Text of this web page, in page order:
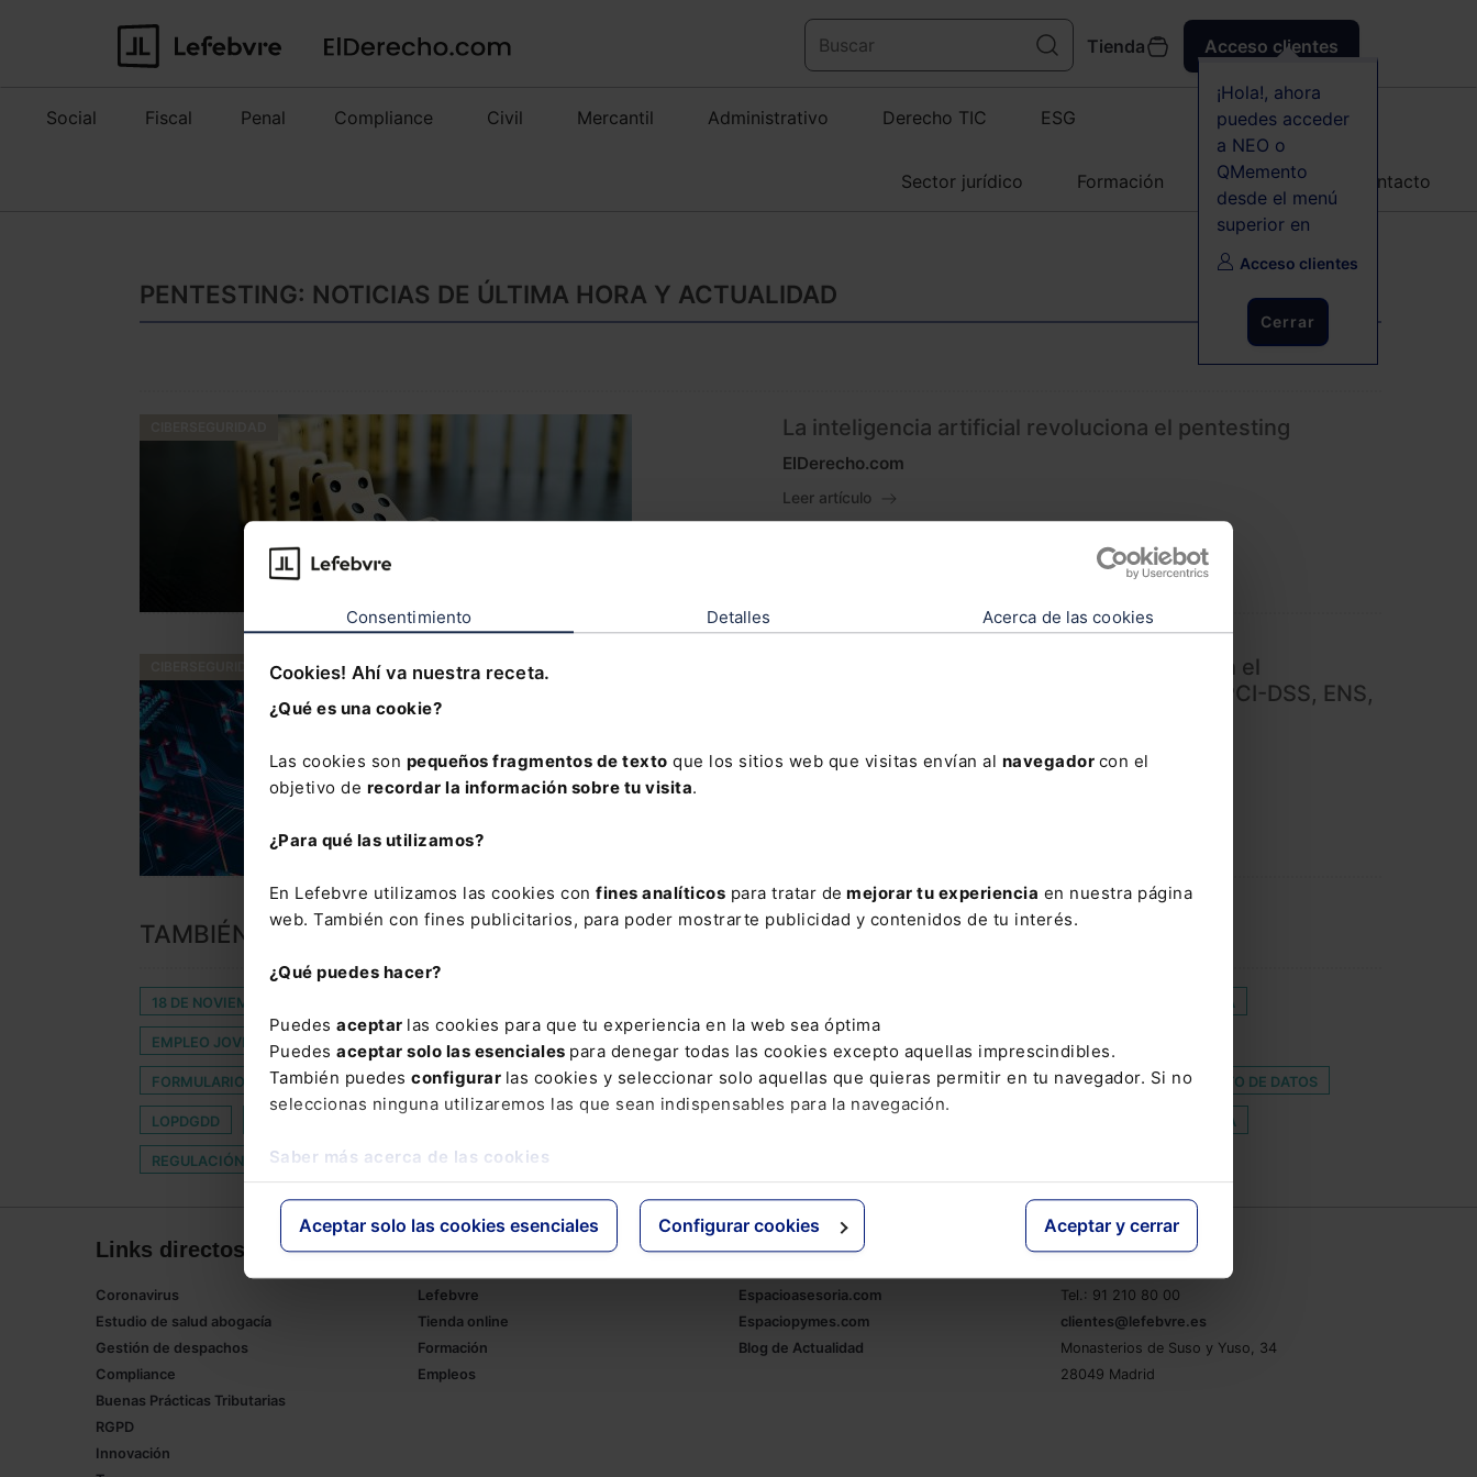
Consentimiento Detalles Acerca de las cookies
Cookies! Ahí va nuestra receta.
¿Qué es una cookie?
Las cookies son pequeños fragmentos de texto que los sitios web que visitas envían al navegador con el
objetivo de recordar la información sobre tu visita.
¿Para qué las utilizamos?
En Lefebvre utilizamos las cookies con fines analíticos para tratar de mejorar tu experiencia en nuestra página
web. También con fines publicitarios, para poder mostrarte publicidad y contenidos de tu interés.
¿Qué puedes hacer?
Puedes aceptar las cookies para que tu experiencia en la web sea óptima
Puedes aceptar solo las esenciales para denegar todas las cookies excepto aquellas imprescindibles.
También puedes configurar las cookies y seleccionar solo aquellas que quieras permitir en tu navegador. Si no
seleccionas ninguna utilizaremos las que sean indispensables para la navegación.
Saber más acerca de las cookies
Aceptar solo las cookies esenciales Configurar cookies Aceptar y cerrar
Tienda Acceso clientes
¡Hola!, ahora
puedes acceder
a NEO o
QMemento
desde el menú
superior en
Acceso clientes
Cerrar
Social Fiscal Penal Compliance Civil Mercantil Administrativo Derecho TIC ESG
Sector jurídico Formación Agenda Contacto
PENTESTING: NOTICIAS DE ÚLTIMA HORA Y ACTUALIDAD
La inteligencia artificial revoluciona el pentesting
ElDerecho.com
Leer artículo
Pruebas de intrusión o pentesting, clave en el
cumplimiento de normativas como GDPR, PCI-DSS, ENS,
Elderecho.com
TAMBIÉN TE PUEDE INTERESAR
18 DE NOVIEMBRE DE 2019 COOPERATIVISTA
EMPLEO JOVEN ENFERMEDAD PROFESIONAL ENRIQUE EMILIO MARTÍNEZ FERNÁNDEZ EPIC GAMES EPIS EXPECTATIVAS
FORMULARIOS TRIBUTARIOS INCERTIDUMBRE LEY GENERAL DE LAS TELECOMUNICACIONES LEY ORGANICA 10/1995 LICITUD TRATAMIENTO DE DATOS
LOPDGDD RECARGA
REGULACIÓN URBANÍSTICA TENDENCIAS TIENDA
Links directos
Coronavirus
Estudio de salud abogacía
Gestión de despachos
Compliance
Buenas Prácticas Tributarias
RGPD
Innovación
Corporativo
Lefebvre
Tienda online
Formación
Empleos
Otras webs de Lefebvre
Espacioasesoria.com
Espaciopymes.com
Blog de Actualidad
Contacto
Tel.: 91 210 80 00
clientes@lefebvre.es
Monasterios de Suso y Yuso, 34
28049 Madrid